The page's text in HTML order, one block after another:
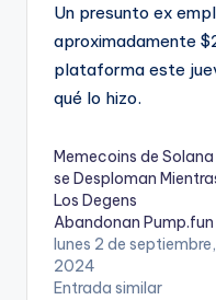
Un presunto ex
aproximadamente
plataforma este
qué lo hizo.
Memecoins de Solana
se Desploman
Los Degens
Abandonan Pump.fun
lunes 2 de septiembre,
2024
Entrada similar